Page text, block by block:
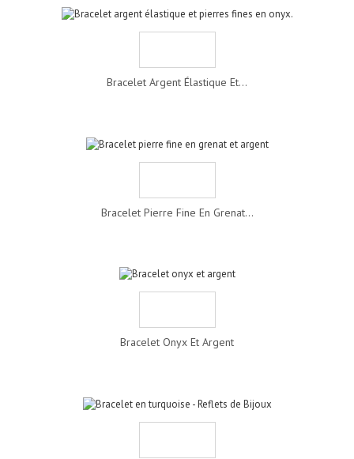
Bracelet Argent Élastique Et...
Bracelet Pierre Fine En Grenat...
Bracelet Onyx Et Argent